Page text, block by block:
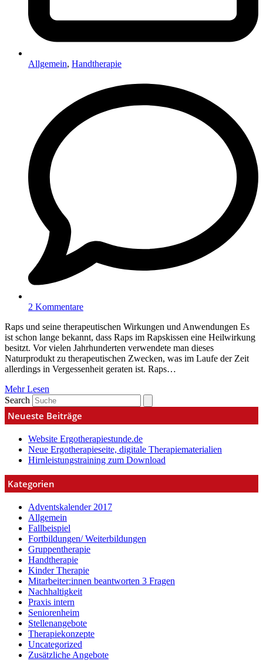
Allgemein, Handtherapie
2 Kommentare
Raps und seine therapeutischen Wirkungen und Anwendungen Es
ist schon lange bekannt, dass Raps im Rapskissen eine Heilwirkung
besitzt. Vor vielen Jahrhunderten verwendete man dieses
Naturprodukt zu therapeutischen Zwecken, was im Laufe der Zeit
allerdings in Vergessenheit geraten ist. Raps…
Mehr Lesen
Search
Neueste Beiträge
Website Ergotherapiestunde.de
Neue Ergotherapieseite, digitale Therapiematerialien
Hirnleistungstraining zum Download
Kategorien
Adventskalender 2017
Allgemein
Fallbeispiel
Fortbildungen/ Weiterbildungen
Gruppentherapie
Handtherapie
Kinder Therapie
Mitarbeiter:innen beantworten 3 Fragen
Nachhaltigkeit
Praxis intern
Seniorenheim
Stellenangebote
Therapiekonzepte
Uncategorized
Zusätzliche Angebote